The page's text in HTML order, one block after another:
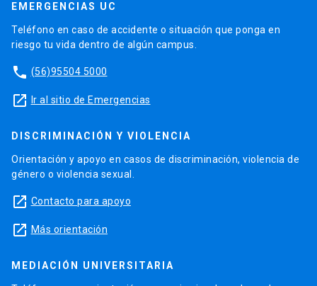
EMERGENCIAS UC
Teléfono en caso de accidente o situación que ponga en
riesgo tu vida dentro de algún campus.
phone (56)95504 5000
launch Ir al sitio de Emergencias
DISCRIMINACIÓN Y VIOLENCIA
Orientación y apoyo en casos de discriminación, violencia de
género o violencia sexual.
launch Contacto para apoyo
launch Más orientación
MEDIACIÓN UNIVERSITARIA